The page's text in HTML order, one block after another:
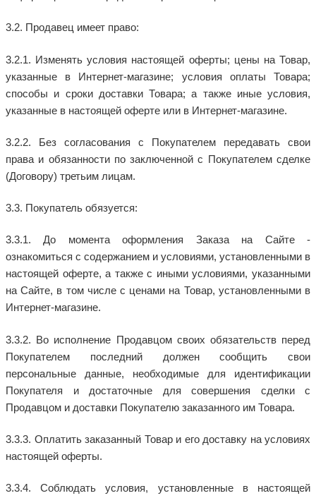
3.2. Продавец имеет право:
3.2.1. Изменять условия настоящей оферты; цены на Товар,
указанные в Интернет-магазине; условия оплаты Товара;
способы и сроки доставки Товара; а также иные условия,
указанные в настоящей оферте или в Интернет-магазине.
3.2.2. Без согласования с Покупателем передавать свои
права и обязанности по заключенной с Покупателем сделке
(Договору) третьим лицам.
3.3. Покупатель обязуется:
3.3.1. До момента оформления Заказа на Сайте -
ознакомиться с содержанием и условиями, установленными в
настоящей оферте, а также с иными условиями, указанными
на Сайте, в том числе с ценами на Товар, установленными в
Интернет-магазине.
3.3.2. Во исполнение Продавцом своих обязательств перед
Покупателем последний должен сообщить свои
персональные данные, необходимые для идентификации
Покупателя и достаточные для совершения сделки с
Продавцом и доставки Покупателю заказанного им Товара.
3.3.3. Оплатить заказанный Товар и его доставку на условиях
настоящей оферты.
3.3.4. Соблюдать условия, установленные в настоящей